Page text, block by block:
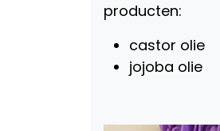
producten:
castor olie
jojoba olie